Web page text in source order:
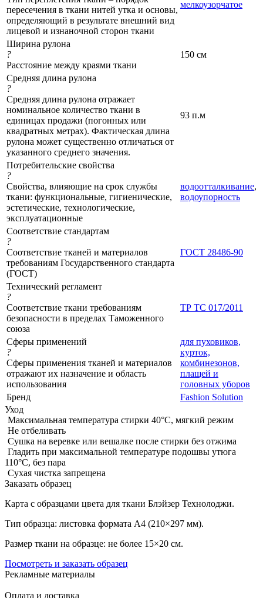
пересечения в ткани нитей утка и основы,
определяющий в результате внешний вид
лицевой и изнаночной сторон ткани
мелкоузорчатое
Ширина рулона
?
Расстояние между краями ткани
150 см
Средняя длина рулона
?
Средняя длина рулона отражает
номинальное количество ткани в
единицах продажи (погонных или
квадратных метрах). Фактическая длина
рулона может существенно отличаться от
указанного среднего значения.
93 п.м
Потребительские свойства
?
Свойства, влияющие на срок службы
ткани: функциональные, гигиенические,
эстетические, технологические,
эксплуатационные
водоотталкивание,
водоупорность
Соответствие стандартам
?
Соответствие тканей и материалов
требованиям Государственного стандарта
(ГОСТ)
ГОСТ 28486-90
Технический регламент
?
Соответствие ткани требованиям
безопасности в пределах Таможенного
союза
ТР ТС 017/2011
Сферы применений
?
Сферы применения тканей и материалов
отражают их назначение и область
использования
для пуховиков,
курток,
комбинезонов,
плащей и
головных уборов
Бренд
Fashion Solution
Уход
Максимальная температура стирки 40°C, мягкий режим
Не отбеливать
Сушка на веревке или вешалке после стирки без отжима
Гладить при максимальной температуре подошвы утюга
110°C, без пара
Сухая чистка запрещена
Заказать образец
Карта с образцами цвета для ткани Блэйзер Технолоджи.
Тип образца: листовка формата А4 (210×297 мм).
Размер ткани на образце: не более 15×20 см.
Посмотреть и заказать образец
Рекламные материалы
Оплата и доставка